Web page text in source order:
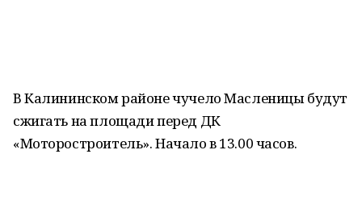
В Калининском районе чучело Масленицы будут
сжигать на площади перед ДК
«Моторостроитель». Начало в 13.00 часов.